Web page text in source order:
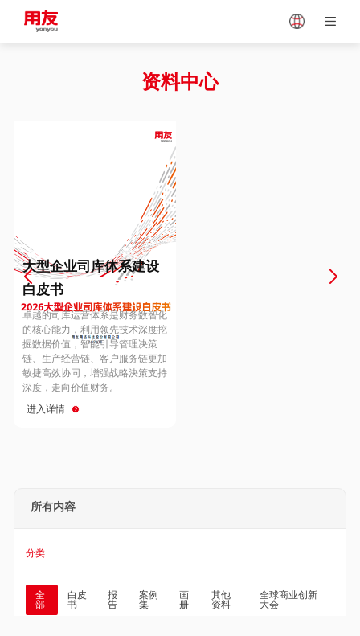
Vietnam
Europe
Hungary
Hong Kong
资料中心
大型企业司库体系建设
白皮书
卓越的司库运营体系是财务数智化
的核心能力，利用领先技术深度挖
掘数据价值，智能引导管理决策
链、生产经营链、客户服务链更加
敏捷高效协同，增强战略決策支持
深度，走向价值财务。
进入详情
所有内容
分类
全
部
白皮
书
报
告
案例
集
画
册
其他
资料
全球商业创新
大会